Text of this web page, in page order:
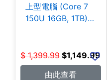
上型電腦 (Core 7
150U 16GB, 1TB)
$ 1,399.99 $1,149.99
由此查看